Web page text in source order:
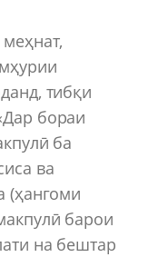
тибқи
бораи
ба
ва
(ҳангоми
барои
на бештар